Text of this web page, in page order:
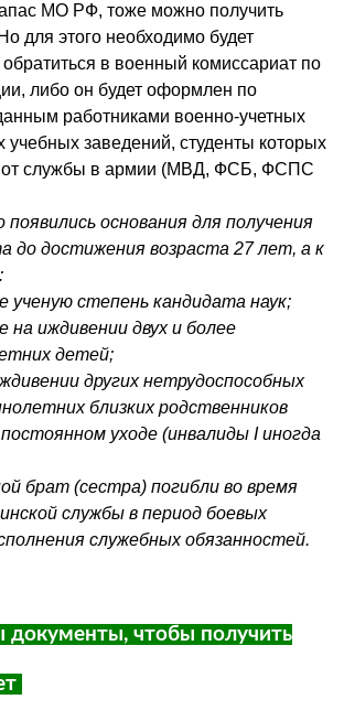
МО РФ, тоже можно получить
для этого необходимо будет
в военный комиссариат по
либо он будет оформлен по
работниками военно-учетных
учебных заведений, студенты которых
от службы в армии (МВД, ФСБ, ФСПС
появились основания для получения
до достижения возраста 27 лет, а к
ученую степень кандидата наук;
на иждивении двух и более
детей;
других нетрудоспособных
близких родственников
уходе (инвалиды I иногда
брат (сестра) погибли во время
службы в период боевых
служебных обязанностей.
документы, чтобы получить